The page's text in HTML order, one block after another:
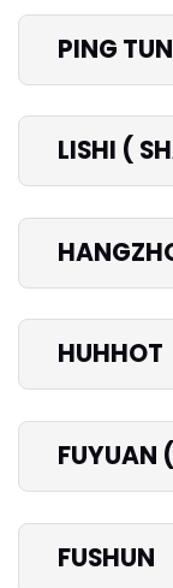
PING
LISHI (
HUHHOT
FUSHUN